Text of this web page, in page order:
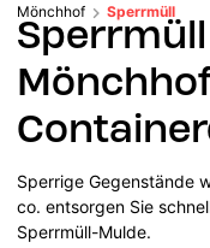
Mönchhof
Sperrmüll
Sperrige Gegenstände
co. entsorgen Sie
Sperrmüll-Mulde.